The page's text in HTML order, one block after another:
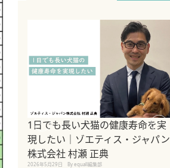
1日でも長い犬猫の健康寿命を実
現したい｜ゾエティス・ジャパン
株式会社 村瀬 正典
2026年5月29日 By equall編集部